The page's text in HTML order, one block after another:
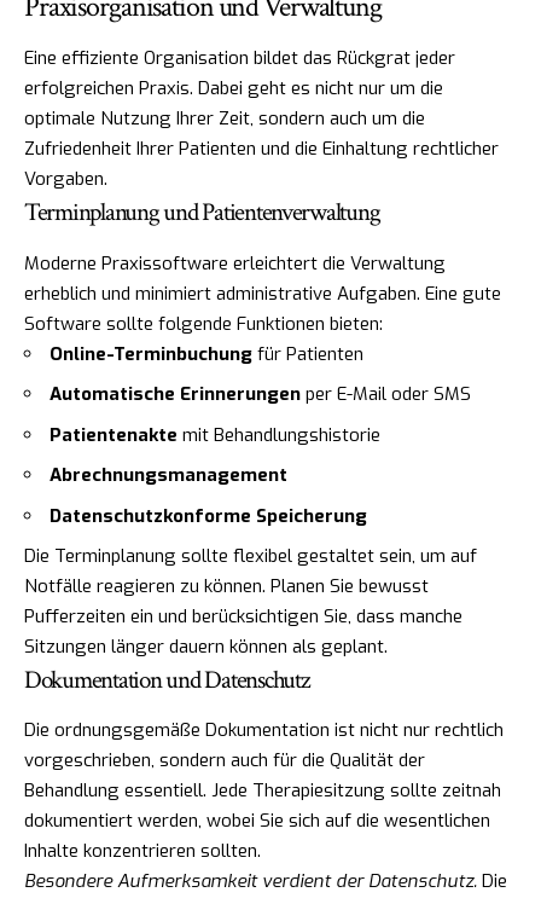
Eine effiziente Organisation bildet das Rückgrat jeder
erfolgreichen Praxis. Dabei geht es nicht nur um die
optimale Nutzung Ihrer Zeit, sondern auch um die
Zufriedenheit Ihrer Patienten und die Einhaltung rechtlicher
Vorgaben.
Terminplanung und Patientenverwaltung
Moderne Praxissoftware erleichtert die Verwaltung
erheblich und minimiert administrative Aufgaben. Eine gute
Software sollte folgende Funktionen bieten:
Online-Terminbuchung für Patienten
Automatische Erinnerungen per E-Mail oder SMS
Patientenakte mit Behandlungshistorie
Abrechnungsmanagement
Datenschutzkonforme Speicherung
Die Terminplanung sollte flexibel gestaltet sein, um auf
Notfälle reagieren zu können. Planen Sie bewusst
Pufferzeiten ein und berücksichtigen Sie, dass manche
Sitzungen länger dauern können als geplant.
Dokumentation und Datenschutz
Die ordnungsgemäße Dokumentation ist nicht nur rechtlich
vorgeschrieben, sondern auch für die Qualität der
Behandlung essentiell. Jede Therapiesitzung sollte zeitnah
dokumentiert werden, wobei Sie sich auf die wesentlichen
Inhalte konzentrieren sollten.
Besondere Aufmerksamkeit verdient der Datenschutz. Die